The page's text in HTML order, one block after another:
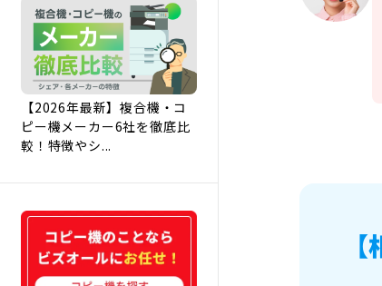
【2026年最新】複合機・コ
ピー機メーカー6社を徹底比
較！特徴やシ...